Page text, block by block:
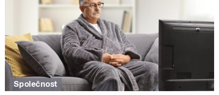
Společnost